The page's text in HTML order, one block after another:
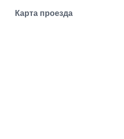
Карта проезда